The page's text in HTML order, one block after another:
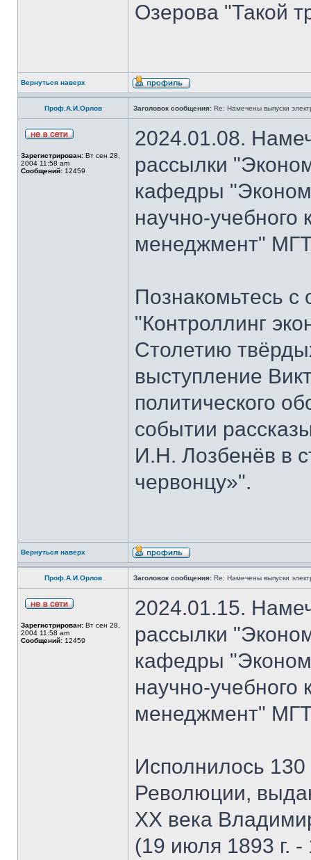
Озерова "Такой
Вернуться наверх
Проф.А.И.Орлов Заголовок сообщения: Re: Намечены выпуски
Зарегистрирован: Вт сен 28,
2004 11:58 am
Сообщений: 12459
2024.01.08.
рассылки
кафедры
научно-
менеджмент"
Познакомьтесь
"Контроллинг
Столетию
выступление
политического
событии
И.Н. Лозбенёв в
червонцу»".
Вернуться наверх
Проф.А.И.Орлов Заголовок сообщения: Re: Намечены выпуски
Зарегистрирован: Вт сен 28,
2004 11:58 am
Сообщений: 12459
2024.01.15.
рассылки
кафедры
научно-
менеджмент"
Исполнилось
Революции,
XX века
(19 июля 1893 г.